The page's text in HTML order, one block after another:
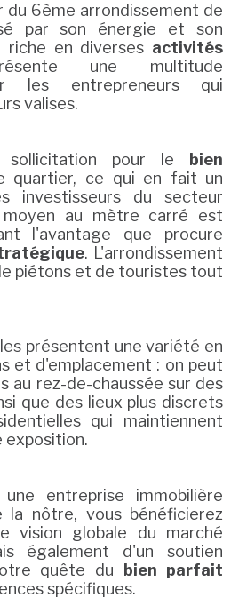
du 6ème arrondissement de
par son énergie et son
riche en diverses activités
une multitude
les entrepreneurs qui
valises.
pour le
bien
quartier, ce qui en fait un
investisseurs du secteur
au mètre carré est
l'avantage que procure
. L'arrondissement
piétons et de touristes tout
présentent une variété en
et d'emplacement : on peut
au rez-de-chaussée sur des
que des lieux plus discrets
qui maintiennent
exposition.
entreprise immobilière
la nôtre, vous bénéficierez
vision globale du marché
également d'un soutien
quête du
bien parfait
spécifiques.